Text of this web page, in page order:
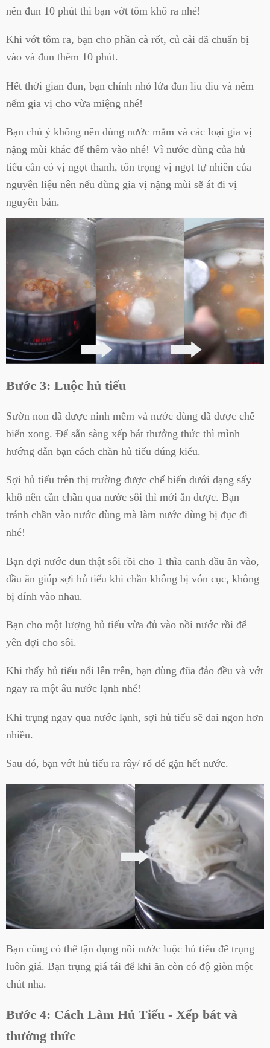
nên đun 10 phút thì bạn vớt tôm khô ra nhé!
Khi vớt tôm ra, bạn cho phần cà rốt, củ cải đã chuẩn bị
vào và đun thêm 10 phút.
Hết thời gian đun, bạn chỉnh nhỏ lửa đun liu diu và nêm
nếm gia vị cho vừa miệng nhé!
Bạn chú ý không nên dùng nước mắm và các loại gia vị
nặng mùi khác để thêm vào nhé! Vì nước dùng của hủ
tiếu cần có vị ngọt thanh, tôn trọng vị ngọt tự nhiên của
nguyên liệu nên nếu dùng gia vị nặng mùi sẽ át đi vị
nguyên bản.
Bước 3: Luộc hủ tiếu
Sườn non đã được ninh mềm và nước dùng đã được chế
biến xong. Để sẵn sàng xếp bát thưởng thức thì mình
hướng dẫn bạn cách chần hủ tiếu đúng kiểu.
Sợi hủ tiếu trên thị trường được chế biến dưới dạng sấy
khô nên cần chần qua nước sôi thì mới ăn được. Bạn
tránh chần vào nước dùng mà làm nước dùng bị đục đi
nhé!
Bạn đợi nước đun thật sôi rồi cho 1 thìa canh dầu ăn vào,
dầu ăn giúp sợi hủ tiếu khi chần không bị vón cục, không
bị dính vào nhau.
Bạn cho một lượng hủ tiếu vừa đủ vào nồi nước rồi để
yên đợi cho sôi.
Khi thấy hủ tiếu nổi lên trên, bạn dùng đũa đảo đều và vớt
ngay ra một âu nước lạnh nhé!
Khi trụng ngay qua nước lạnh, sợi hủ tiếu sẽ dai ngon hơn
nhiều.
Sau đó, bạn vớt hủ tiếu ra rây/ rổ để gặn hết nước.
Bạn cũng có thể tận dụng nồi nước luộc hủ tiếu để trụng
luôn giá. Bạn trụng giá tái để khi ăn còn có độ giòn một
chút nha.
Bước 4: Cách Làm Hủ Tiếu - Xếp bát và
thưởng thức